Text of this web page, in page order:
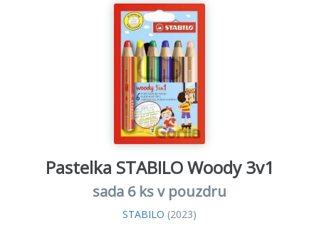
Pastelka STABILO Woody 3v1
sada 6 ks v pouzdru
STABILO (2023)